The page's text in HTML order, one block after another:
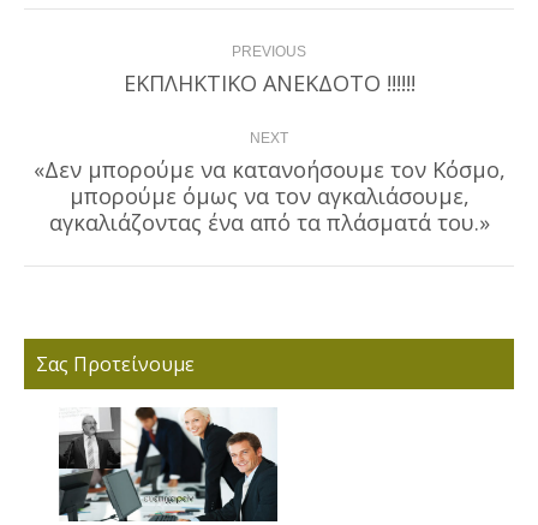
navigation PREVIOUS
Previous
EKΠΛΗΚΤΙΚΟ ΑΝΕΚΔΟΤΟ !!!!!!
NEXT
Next
post:
«Δεν μπορούμε να κατανοήσουμε τον Κόσμο,
μπορούμε όμως να τον αγκαλιάσουμε,
αγκαλιάζοντας ένα από τα πλάσματά του.»
Σας Προτείνουμε